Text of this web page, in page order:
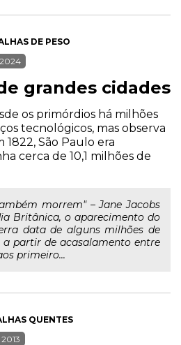
DE PESO
grandes cidades
os primórdios há milhões
tecnológicos, mas observa
1822, São Paulo era
cerca de 10,1 milhões de
morrem" – Jane Jacobs
Britânica, o aparecimento do
data de alguns milhões de
a partir de acasalamento entre
primeiro...
QUENTES